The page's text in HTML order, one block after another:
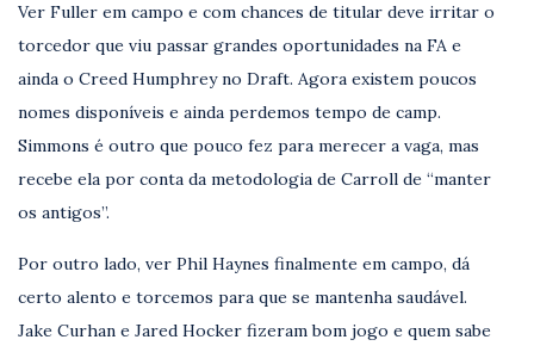
Ver Fuller em campo e com chances de titular deve irritar o
torcedor que viu passar grandes oportunidades na FA e
ainda o Creed Humphrey no Draft. Agora existem poucos
nomes disponíveis e ainda perdemos tempo de camp.
Simmons é outro que pouco fez para merecer a vaga, mas
recebe ela por conta da metodologia de Carroll de “manter
os antigos”.
Por outro lado, ver Phil Haynes finalmente em campo, dá
certo alento e torcemos para que se mantenha saudável.
Jake Curhan e Jared Hocker fizeram bom jogo e quem sabe